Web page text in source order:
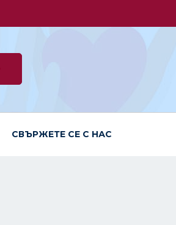
СВЪРЖЕТЕ СЕ С НАС